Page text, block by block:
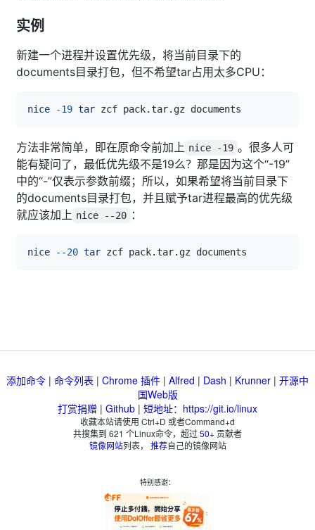
实例
新建一个进程并设置优先级，将当前目录下的
documents目录打包，但不希望tar占用太多CPU：
nice -19 tar
方法非常简单，即在原命令前加上 nice -19 。很多人可
能有疑问了，最低优先级不是19么？那是因为这个“-19”
中的“-”仅表示参数前缀；所以，如果希望将当前目录下
的documents目录打包，并且赋予tar进程最高的优先级
就应该加上 nice --20 ：
nice --20 tar
添加命令 | 命令列表 | Chrome 插件 | Alfred | Dash | Krunner | 开源中
国Web版
打赏捐赠 | Github | 短地址：https://git.io/linux
收藏本站请使用 Ctrl+D 或者Command+d
共搜集到 621 个Linux命令，超过50+贡献者
镜像网站列表， 推荐自己的镜像网站
特别感谢：